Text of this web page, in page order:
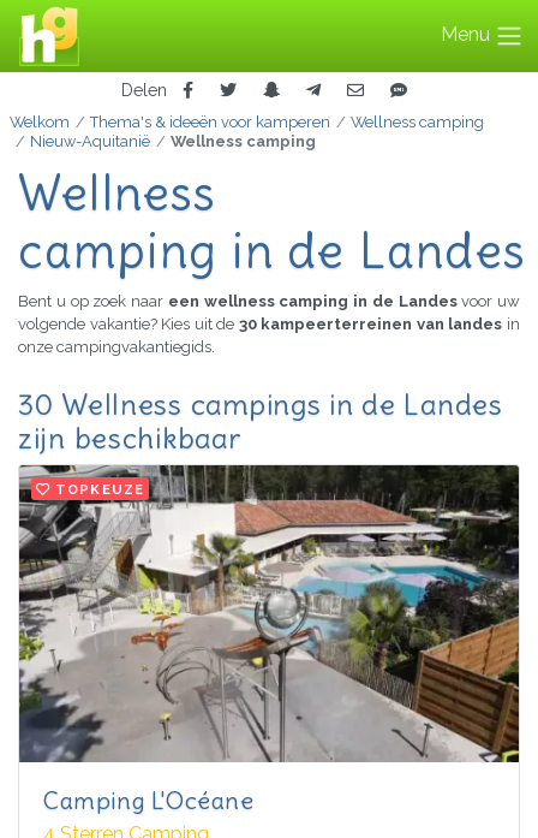
Menu
Delen
Welkom Thema's & ideeën voor kamperen
Wellness camping
Nieuw-Aquitanië
Wellness camping
Wellness
camping in de Landes
Bent u op zoek naar een wellness camping in de Landesvoor uw
volgende vakantie? Kies uit de 30 kampeerterreinen van landes in
onze campingvakantiegids.
30 Wellness campings in de Landes
zijn beschikbaar
TOPKEUZE
Camping L'Océane